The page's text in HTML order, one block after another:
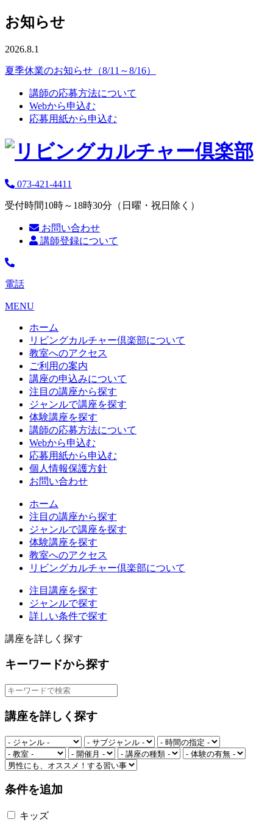
お知らせ
2026.8.1
夏季休業のお知らせ（8/11～8/16）
講師の応募方法について
Webから申込む
応募用紙から申込む
073-421-4411
受付時間10時～18時30分（日曜・祝日除く）
お問い合わせ
講師登録について
電話
MENU
ホーム
リビングカルチャー倶楽部について
教室へのアクセス
ご利用の案内
講座の申込みについて
注目の講座から探す
ジャンルで講座を探す
体験講座を探す
講師の応募方法について
Webから申込む
応募用紙から申込む
個人情報保護方針
お問い合わせ
ホーム
注目の講座から探す
ジャンルで講座を探す
体験講座を探す
教室へのアクセス
リビングカルチャー倶楽部について
注目講座を探す
ジャンルで探す
詳しい条件で探す
講座を詳しく探す
キーワードから探す
講座を詳しく探す
条件を追加
キッズ